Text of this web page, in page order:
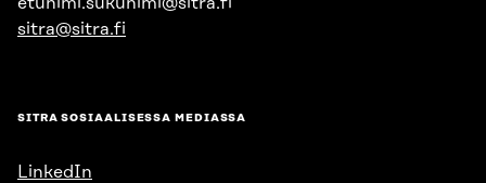
sitra@sitra.fi
SITRA SOSIAALISESSA MEDIASSA
LinkedIn